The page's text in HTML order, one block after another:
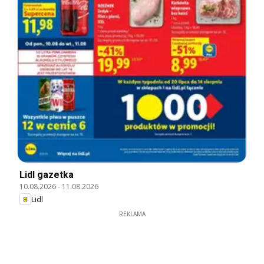
Lidl gazetka
10.08.2026- 11.08.2026
Lidl
REKLAMA